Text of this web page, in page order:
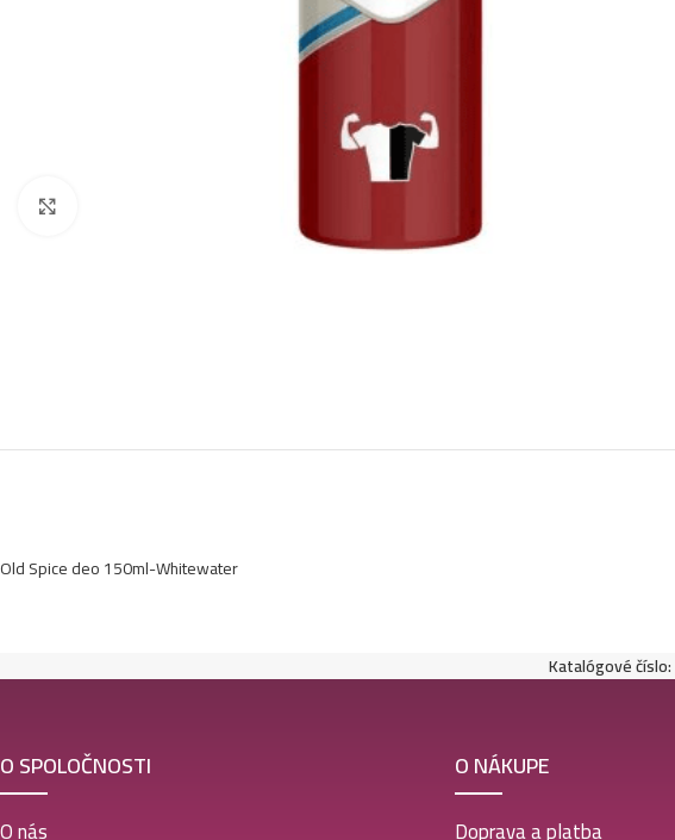
Old Spice deo 150ml-Whitewater
Katalógové číslo:
O SPOLOČNOSTI
O nás
O NÁKUPE
Doprava a platba